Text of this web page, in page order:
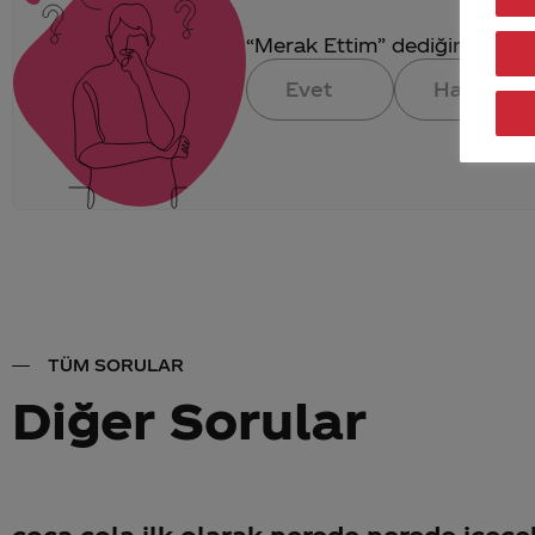
“Merak Ettim” dediğin
Evet
Hayır
TÜM SORULAR
Diğer Sorular